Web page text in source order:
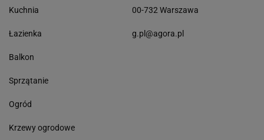
Kuchnia
Łazienka
Balkon
Sprzątanie
Ogród
Krzewy ogrodowe
00-732 Warszawa
g.pl@agora.pl